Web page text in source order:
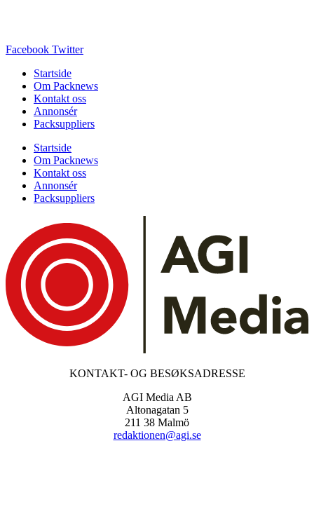
Facebook Twitter
Startside
Om Packnews
Kontakt oss
Annonsér
Packsuppliers
Startside
Om Packnews
Kontakt oss
Annonsér
Packsuppliers
KONTAKT- OG BESØKSADRESSE
AGI Media AB
Altonagatan 5
211 38 Malmö
redaktionen@agi.se